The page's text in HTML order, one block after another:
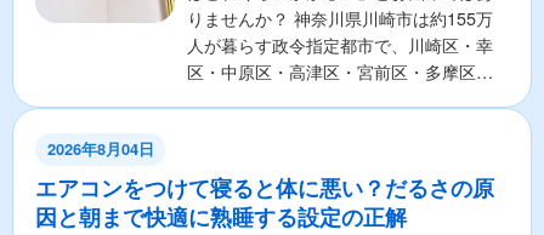
りませんか？ 神奈川県川崎市は約155万
人が暮らす政令指定都市で、川崎区・幸
区・中原区・高津区・宮前区・多摩区・
2026年8月04日
エアコンをつけて寝ると体に悪い？だるさの原
因と朝まで快適に熟睡する設定の正解